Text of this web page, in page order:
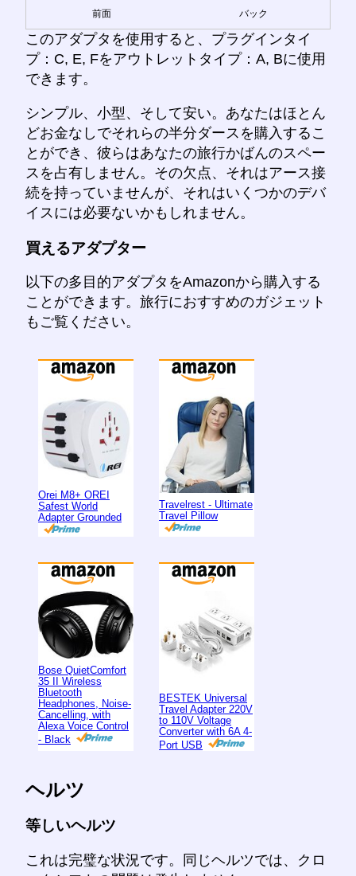
前面 バック
このアダプタを使用すると、プラグインタイ
プ：C, E, Fをアウトレットタイプ：A, Bに使用
できます。
シンプル、小型、そして安い。あなたはほとん
どお金なしでそれらの半分ダースを購入するこ
とができ、彼らはあなたの旅行かばんのスペー
スを占有しません。その欠点、それはアース接
続を持っていませんが、それはいくつかのデバ
イスには必要ないかもしれません。
買えるアダプター
以下の多目的アダプタをAmazonから購入する
ことができます。旅行におすすめのガジェット
もご覧ください。
Orei M8+ OREI
Safest World
Adapter Grounded
Travelrest - Ultimate
Travel Pillow
Bose QuietComfort
35 II Wireless
Bluetooth
Headphones, Noise-
Cancelling, with
Alexa Voice Control
- Black
BESTEK Universal
Travel Adapter 220V
to 110V Voltage
Converter with 6A 4-
Port USB
ヘルツ
等しいヘルツ
これは完璧な状況です。同じヘルツでは、クロ